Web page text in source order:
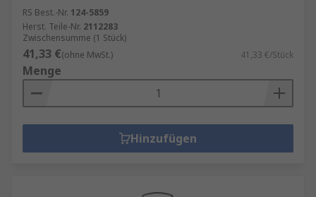
RS Best.-Nr. 124-5859
Herst. Teile-Nr. 2112283
Zwischensumme (1 Stück)
41,33 €(ohne MwSt.) 41,33 €/Stück
Menge
Hinzufügen